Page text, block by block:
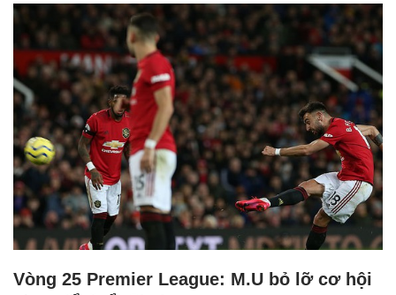
Vòng 25 Premier League: M.U bỏ lỡ cơ hội